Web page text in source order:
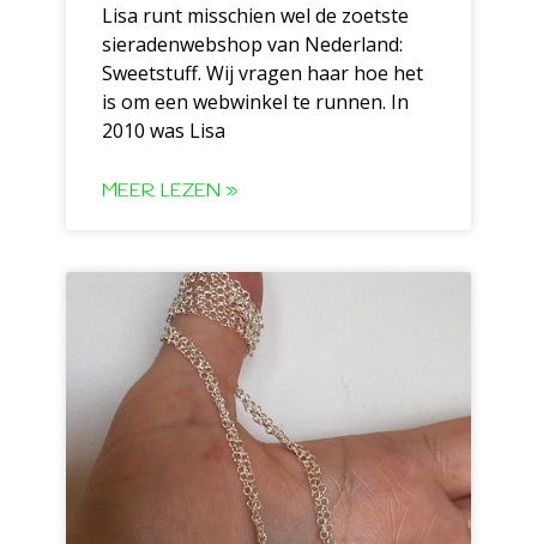
Lisa runt misschien wel de zoetste
sieradenwebshop van Nederland:
Sweetstuff. Wij vragen haar hoe het
is om een webwinkel te runnen. In
2010 was Lisa
MEER LEZEN »